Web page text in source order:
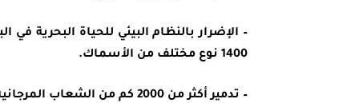
– الإضرار بالنظام البيئي للحياة البحرية
1400 نوع مختلف من الأسماك.
– تدمير أكثر من 2000 كم من الشعاب المرجانية الساحلية التي يبلغ عمرها قرابة 5000 عام.